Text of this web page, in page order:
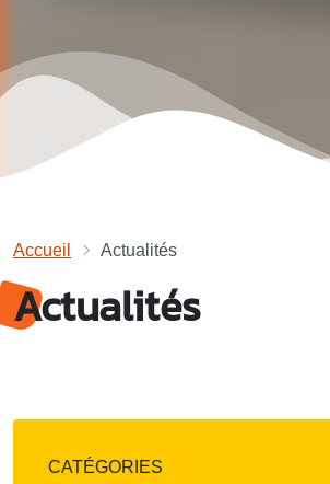
Accueil Actualités
Actualités
CATÉGORIES